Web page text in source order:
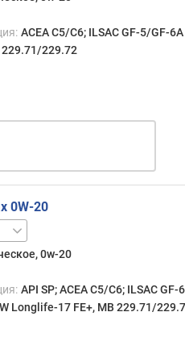
ACEA C5/C6; ILSAC GF-5/GF-6A
229.71/229.72
0W-20
0w-20
API SP; ACEA C5/C6; ILSAC GF-
Longlife-17 FE+, MB 229.71/